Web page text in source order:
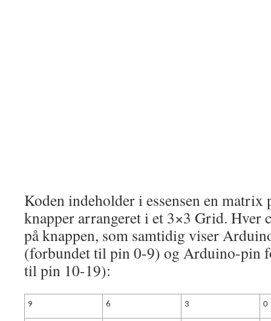
Koden indeholder i essensen en matrix
knapper arrangeret i et 3×3 Grid. Hver
på knappen, som samtidig viser
(forbundet til pin 0-9) og Arduino-pin
til pin 10-19):
9 6 3 0